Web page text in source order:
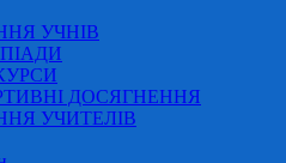
УЧНІВ
ДОСЯГНЕННЯ
УЧИТЕЛІВ